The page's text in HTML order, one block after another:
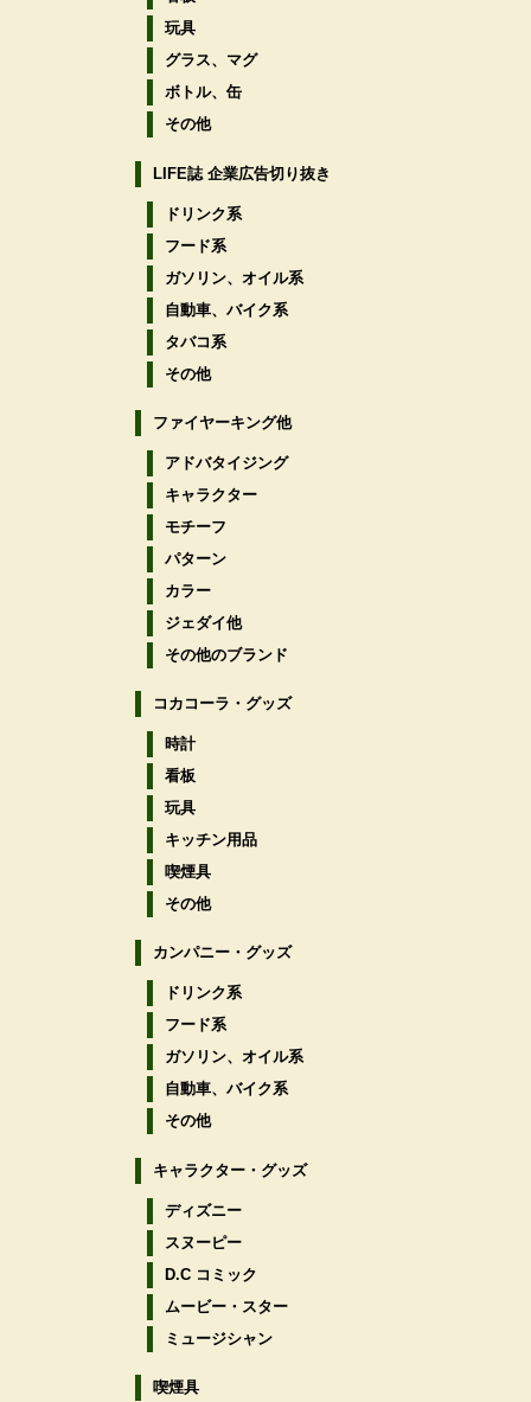
玩具
グラス、マグ
ボトル、缶
その他
LIFE誌 企業広告切り抜き
ドリンク系
フード系
ガソリン、オイル系
自動車、バイク系
タバコ系
その他
ファイヤーキング他
アドバタイジング
キャラクター
モチーフ
パターン
カラー
ジェダイ他
その他のブランド
コカコーラ・グッズ
時計
看板
玩具
キッチン用品
喫煙具
その他
カンパニー・グッズ
ドリンク系
フード系
ガソリン、オイル系
自動車、バイク系
その他
キャラクター・グッズ
ディズニー
スヌーピー
D.C コミック
ムービー・スター
ミュージシャン
喫煙具